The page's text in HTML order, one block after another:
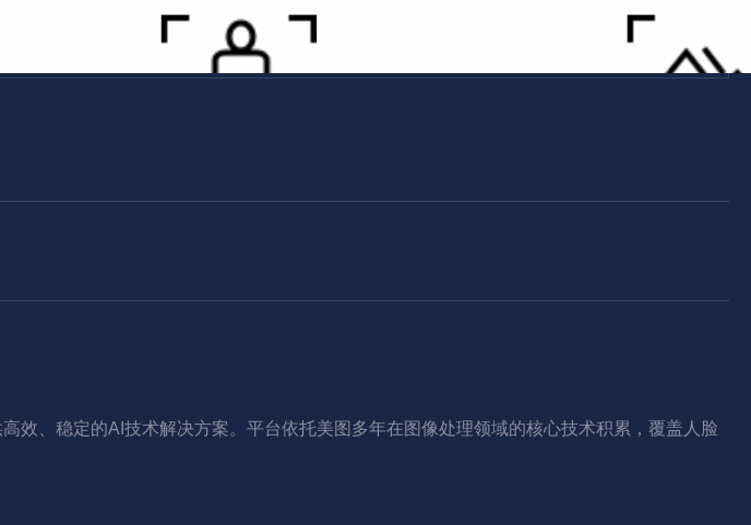
效、稳定的AI技术解决方案。平台依托美图多年在图像处理领域的核心技术积累，覆盖人脸